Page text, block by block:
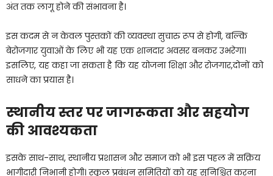
अंत तक लागू होने की संभावना है।
इस कदम से न केवल पुस्तकों की व्यवस्था सुचारु रूप से होगी, बल्कि
बेरोजगार युवाओं के लिए भी यह एक शानदार अवसर बनकर उभरेगा।
इसलिए, यह कहा जा सकता है कि यह योजना शिक्षा और रोजगार,दोनों को
साधने का प्रयास है।
स्थानीय स्तर पर जागरूकता और सहयोग
की आवश्यकता
इसके साथ-साथ, स्थानीय प्रशासन और समाज को भी इस पहल में सक्रिय
भागीदारी निभानी होगी। स्कूल प्रबंधन समितियों को यह सुनिश्चित करना